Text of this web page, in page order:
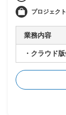
プロジェク
業務内容
・クラウド